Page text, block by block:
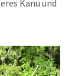
Kanu und